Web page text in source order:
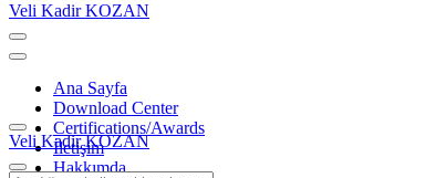
Veli Kadir KOZAN
Ana Sayfa
Download Center
Certifications/Awards
İletişim
Hakkımda
Veli Kadir KOZAN